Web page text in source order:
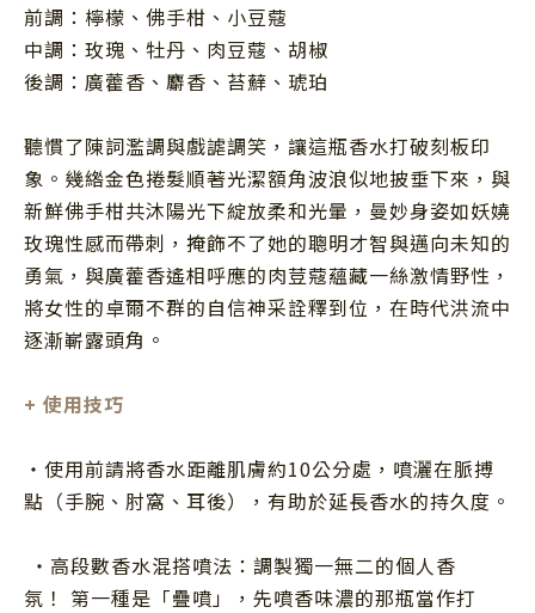
前調：檸檬、佛手柑、小豆蔻
中調：玫瑰、牡丹、肉豆蔻、胡椒
後調：廣藿香、麝香、苔蘚、琥珀
聽慣了陳詞濫調與戲謔調笑，讓這瓶香水打破刻板印
象。幾綹金色捲髮順著光潔額角波浪似地披垂下來，與
新鮮佛手柑共沐陽光下綻放柔和光暈，曼妙身姿如妖嬈
玫瑰性感而帶刺，掩飾不了她的聰明才智與邁向未知的
勇氣，與廣藿香遙相呼應的肉荳蔻蘊藏一絲激情野性，
將女性的卓爾不群的自信神采詮釋到位，在時代洪流中
逐漸嶄露頭角。
+ 使用技巧
・使用前請將香水距離肌膚約10公分處，噴灑在脈搏
點（手腕、肘窩、耳後），有助於延長香水的持久度。
・高段數香水混搭噴法：調製獨一無二的個人香
氛！ 第一種是「疊噴」，先噴香味濃的那瓶當作打